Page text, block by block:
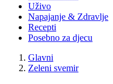
Uživo
Napajanje & Zdravlje
Recepti
Posebno za djecu
Glavni
Zeleni svemir